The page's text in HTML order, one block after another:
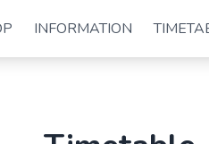
INFORMATION